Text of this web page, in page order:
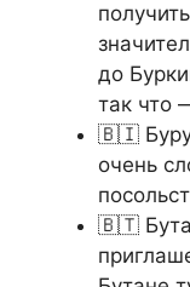
до
так что
🇧🇮
очень
🇧🇹